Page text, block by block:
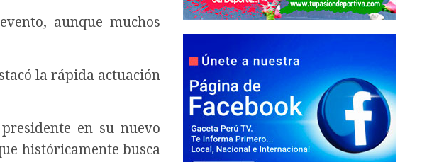
aunque muchos
la rápida actuación
en su nuevo
históricamente busca